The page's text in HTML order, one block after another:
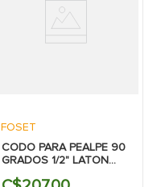
FOSET
CODO PARA PEALPE 90
GRADOS 1/2" LATON